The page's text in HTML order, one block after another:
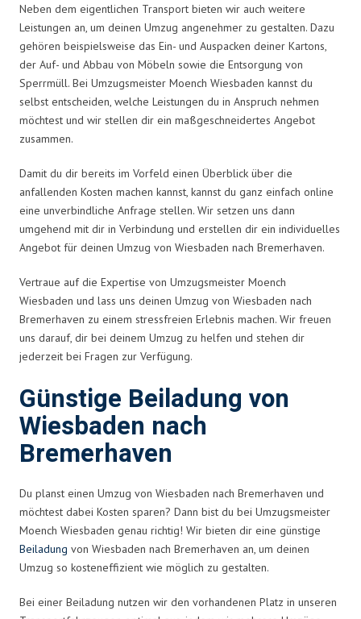
Neben dem eigentlichen Transport bieten wir auch weitere
Leistungen an, um deinen Umzug angenehmer zu gestalten. Dazu
gehören beispielsweise das Ein- und Auspacken deiner Kartons,
der Auf- und Abbau von Möbeln sowie die Entsorgung von
Sperrmüll. Bei Umzugsmeister Moench Wiesbaden kannst du
selbst entscheiden, welche Leistungen du in Anspruch nehmen
möchtest und wir stellen dir ein maßgeschneidertes Angebot
zusammen.
Damit du dir bereits im Vorfeld einen Überblick über die
anfallenden Kosten machen kannst, kannst du ganz einfach online
eine unverbindliche Anfrage stellen. Wir setzen uns dann
umgehend mit dir in Verbindung und erstellen dir ein individuelles
Angebot für deinen Umzug von Wiesbaden nach Bremerhaven.
Vertraue auf die Expertise von Umzugsmeister Moench
Wiesbaden und lass uns deinen Umzug von Wiesbaden nach
Bremerhaven zu einem stressfreien Erlebnis machen. Wir freuen
uns darauf, dir bei deinem Umzug zu helfen und stehen dir
jederzeit bei Fragen zur Verfügung.
Günstige Beiladung von
Wiesbaden nach
Bremerhaven
Du planst einen Umzug von Wiesbaden nach Bremerhaven und
möchtest dabei Kosten sparen? Dann bist du bei Umzugsmeister
Moench Wiesbaden genau richtig! Wir bieten dir eine günstige
Beiladung von Wiesbaden nach Bremerhaven an, um deinen
Umzug so kosteneffizient wie möglich zu gestalten.
Bei einer Beiladung nutzen wir den vorhandenen Platz in unseren